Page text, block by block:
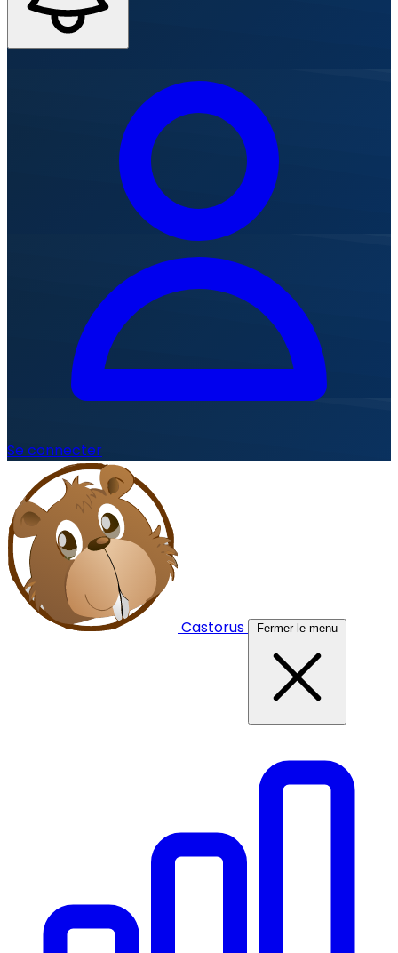
Se connecter
Castorus Fermer le menu